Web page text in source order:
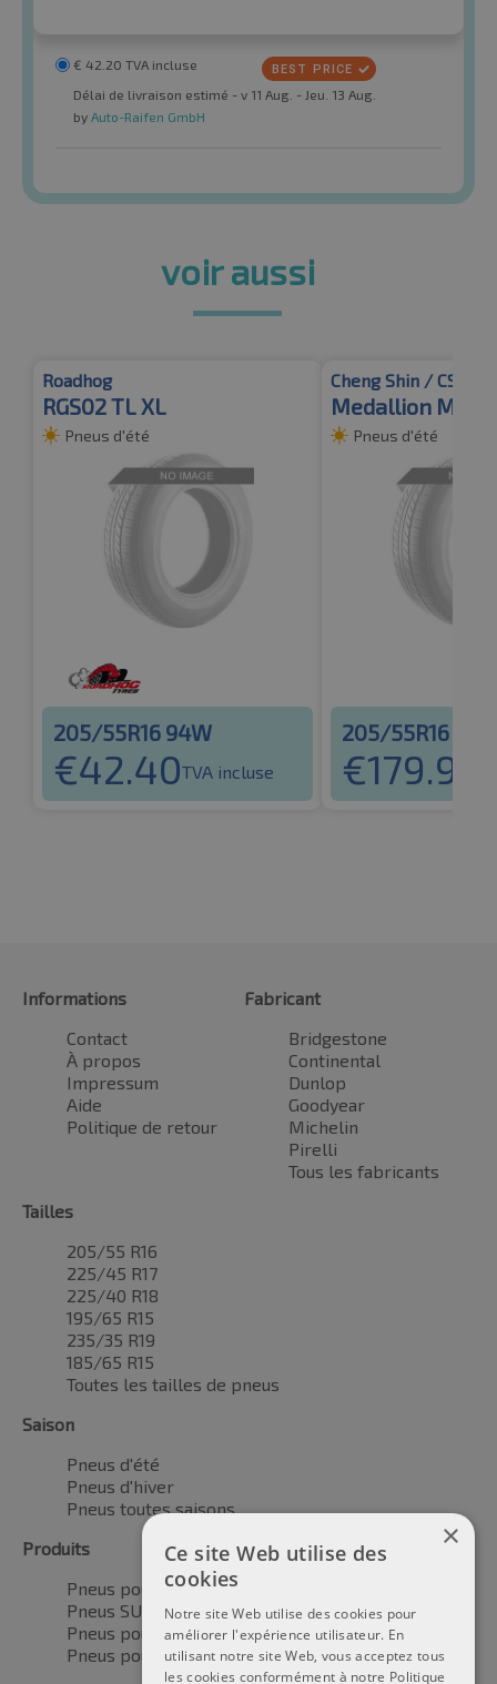
€ 42.20 TVA incluse
Délai de livraison estimé - v 11 Aug. - Jeu. 13 Aug.
by Auto-Raifen GmbH
voir aussi
Roadhog
RGS02 TL XL
Pneus d'été
205/55R16 94W
€42.40TVA incluse
Cheng Shin / CST
Medallion MD-
Pneus d'été
205/55R16 91V
€179.98
Informations
Contact
À propos
Impressum
Aide
Politique de retour
Fabricant
Bridgestone
Continental
Dunlop
Goodyear
Michelin
Pirelli
Tous les fabricants
Tailles
205/55 R16
225/45 R17
225/40 R18
195/65 R15
235/35 R19
185/65 R15
Toutes les tailles de pneus
Saison
Pneus d'été
Pneus d'hiver
Pneus toutes saisons
Produits
Pneus pour voitures
Pneus SUV / 4x4
Pneus pour camionnettes
Pneus pour motos
×
Ce site Web utilise des
cookies
Notre site Web utilise des cookies pour
améliorer l'expérience utilisateur. En
utilisant notre site Web, vous acceptez tous
les cookies conformément à notre Politique